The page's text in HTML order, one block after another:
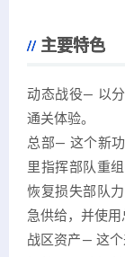
主要特色
动态战役— 以
通关体验。
总部— 这个新
里指挥部队重
恢复损失部队
急供给，并使用
战区资产— 这